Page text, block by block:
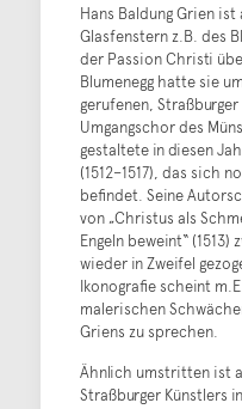
Hans Baldung Grien
Glasfenstern z.B. des
der Passion Christi
Blumenegg hatte sie
gerufenen,
Umgangschor des
gestaltete in diesen
(1512–1517), das sich
befindet. Seine
von „Christus als
Engeln beweint“
wieder in Zweifel
Ikonografie scheint
malerischen
Griens zu sprechen.
Ähnlich umstritten ist
Straßburger Künstlers